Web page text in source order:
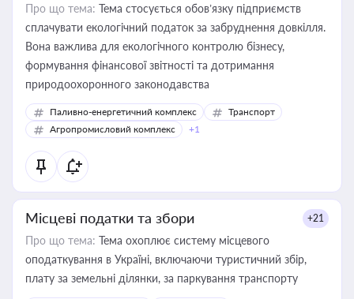
Про що тема: Тема стосується обов’язку підприємств
сплачувати екологічний податок за забруднення довкілля.
Вона важлива для екологічного контролю бізнесу,
формування фінансової звітності та дотримання
природоохоронного законодавства
Паливно-енергетичний комплекс
Транспорт
Агропромисловий комплекс
+1
Місцеві податки та збори +21
Про що тема: Тема охоплює систему місцевого
оподаткування в Україні, включаючи туристичний збір,
плату за земельні ділянки, за паркування транспорту